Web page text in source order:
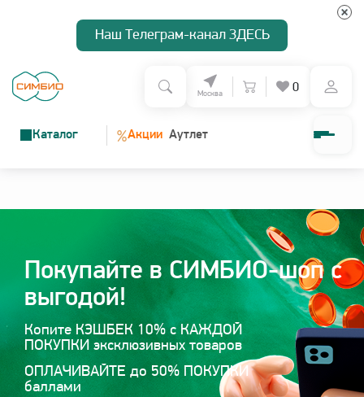
Наш Телеграм-канал ЗДЕСЬ
Москва 0
Каталог %Акции Аутлет
Программа лояльности
Доставка и оплата
Зарегистрироваться
Покупайте в СИМБИО-шоп с
выгодой!
Копите КЭШБЕК 10% с КАЖДОЙ
ПОКУПКИ эксклюзивных товаров
ОПЛАЧИВАЙТЕ до 50% ПОКУПКИ
баллами